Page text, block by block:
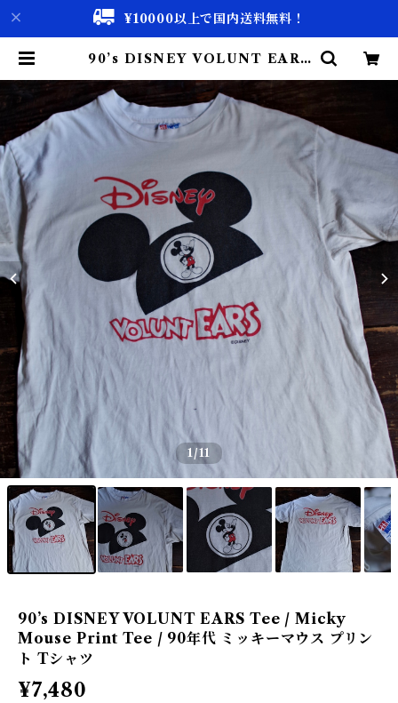
¥10000以上で国内送料無料！
90’s DISNEY VOLUNT EARS
/ 90年代 ミッキーマウス プリント
Tシャツ | 古着屋 仙台 biscco【古
着 & Vintage 通販】
1/11
90’s DISNEY VOLUNT EARS Tee / Micky
Mouse Print Tee / 90年代 ミッキーマウス プリン
ト Tシャツ
¥7,480